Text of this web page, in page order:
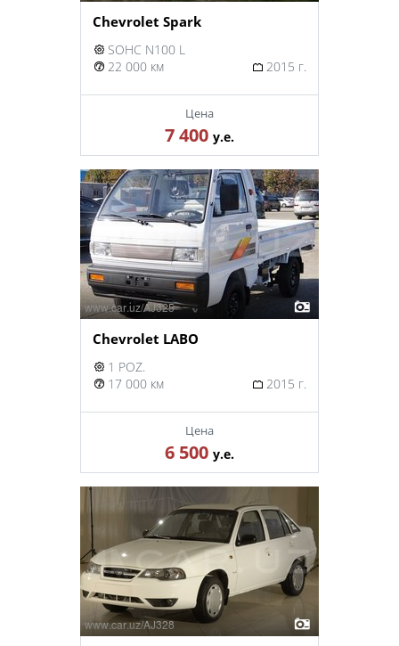
Chevrolet Spark
SOHC N100 L
22 000 км
2015 г.
Цена
7 400 у.е.
Chevrolet LABO
1 POZ.
17 000 км
2015 г.
Цена
6 500 у.е.